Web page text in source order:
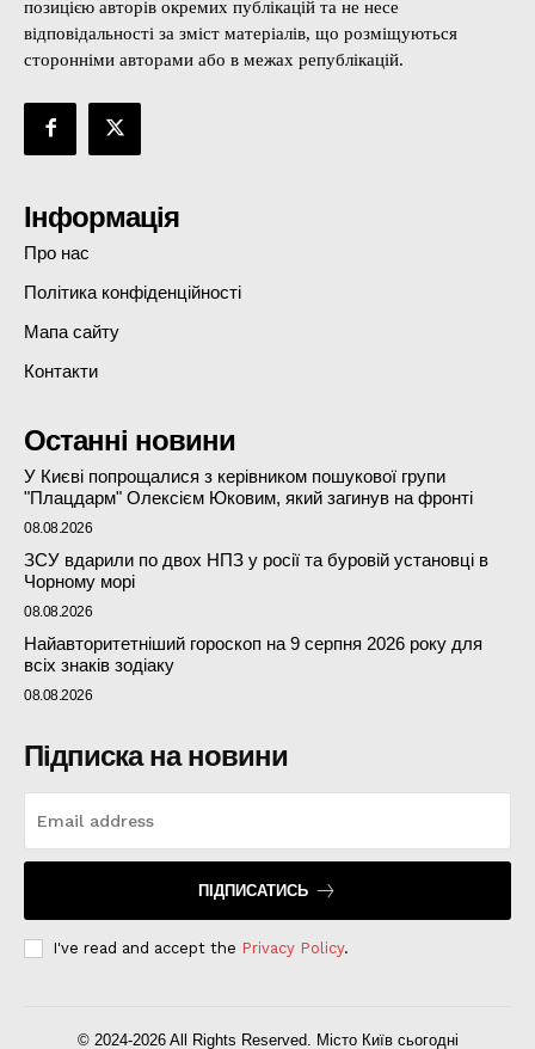
позицією авторів окремих публікацій та не несе
відповідальності за зміст матеріалів, що розміщуються
сторонніми авторами або в межах републікацій.
Інформація
Про нас
Політика конфіденційності
Мапа сайту
Контакти
Останні новини
У Києві попрощалися з керівником пошукової групи
"Плацдарм" Олексієм Юковим, який загинув на фронті
08.08.2026
ЗСУ вдарили по двох НПЗ у росії та буровій установці в
Чорному морі
08.08.2026
Найавторитетніший гороскоп на 9 серпня 2026 року для
всіх знаків зодіаку
08.08.2026
Підписка на новини
ПІДПИСАТИСЬ
I've read and accept the Privacy Policy.
© 2024-2026 All Rights Reserved. Місто Київ сьогодні